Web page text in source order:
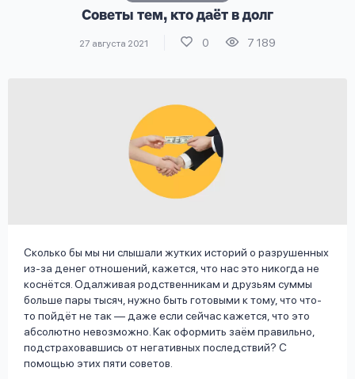
Советы тем, кто даёт в долг
27 августа 2021 0 7 189
Сколько бы мы ни слышали жутких историй о разрушенных
из-за денег отношений, кажется, что нас это никогда не
коснётся. Одалживая родственникам и друзьям суммы
больше пары тысяч, нужно быть готовыми к тому, что что-
то пойдёт не так — даже если сейчас кажется, что это
абсолютно невозможно. Как оформить заём правильно,
подстраховавшись от негативных последствий? С
помощью этих пяти советов.
Оформить заявку
Ответы
на
вопросы
предоставления